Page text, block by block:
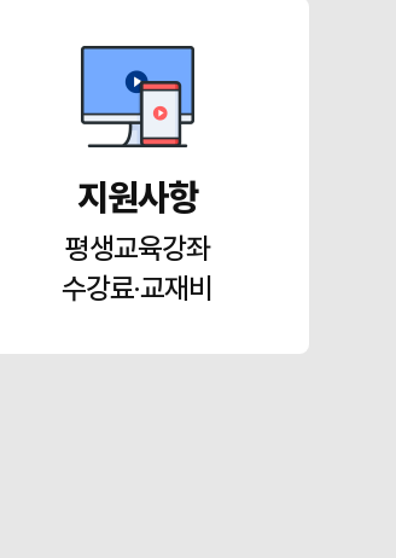
지원사항
평생교육강좌
수강료·교재비